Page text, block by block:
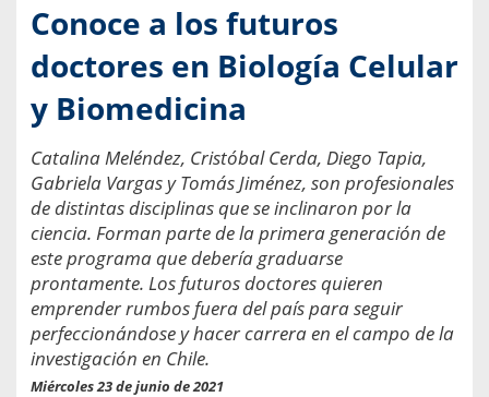
Conoce a los futuros
doctores en Biología Celular
y Biomedicina
Catalina Meléndez, Cristóbal Cerda, Diego Tapia,
Gabriela Vargas y Tomás Jiménez, son profesionales
de distintas disciplinas que se inclinaron por la
ciencia. Forman parte de la primera generación de
este programa que debería graduarse
prontamente. Los futuros doctores quieren
emprender rumbos fuera del país para seguir
perfeccionándose y hacer carrera en el campo de la
investigación en Chile.
Miércoles 23 de junio de 2021